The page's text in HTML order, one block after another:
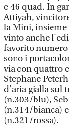
e 46 quad. In
Attiyah,
la Mini, insieme
vinto anche
favorito numero
sono i
via con quattro
Stephane
d’aria gialla sul
(n.303/blu),
(n.314/bianca)
(n.321/rossa).